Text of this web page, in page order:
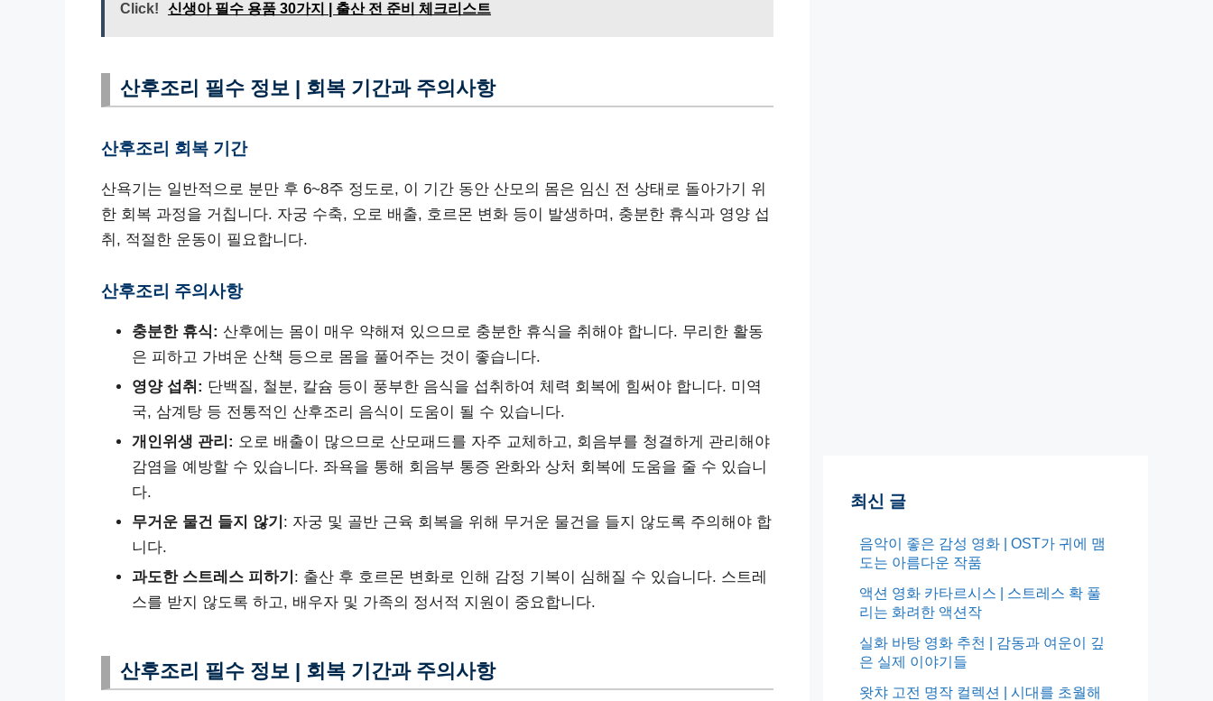
Click! 신생아 필수 용품 30가지 | 출산 전 준비 체크리스트
산후조리 필수 정보 | 회복 기간과 주의사항
산후조리 회복 기간
산욕기는 일반적으로 분만 후 6~8주 정도로, 이 기간 동안 산모의 몸은 임신 전 상태로 돌아가기 위
한 회복 과정을 거칩니다. 자궁 수축, 오로 배출, 호르몬 변화 등이 발생하며, 충분한 휴식과 영양 섭
취, 적절한 운동이 필요합니다.
산후조리 주의사항
충분한 휴식: 산후에는 몸이 매우 약해져 있으므로 충분한 휴식을 취해야 합니다. 무리한 활동
은 피하고 가벼운 산책 등으로 몸을 풀어주는 것이 좋습니다.
영양 섭취: 단백질, 철분, 칼슘 등이 풍부한 음식을 섭취하여 체력 회복에 힘써야 합니다. 미역
국, 삼계탕 등 전통적인 산후조리 음식이 도움이 될 수 있습니다.
개인위생 관리: 오로 배출이 많으므로 산모패드를 자주 교체하고, 회음부를 청결하게 관리해야
감염을 예방할 수 있습니다. 좌욕을 통해 회음부 통증 완화와 상처 회복에 도움을 줄 수 있습니
다.
무거운 물건 들지 않기 : 자궁 및 골반 근육 회복을 위해 무거운 물건을 들지 않도록 주의해야 합
니다.
과도한 스트레스 피하기 : 출산 후 호르몬 변화로 인해 감정 기복이 심해질 수 있습니다. 스트레
스를 받지 않도록 하고, 배우자 및 가족의 정서적 지원이 중요합니다.
산후조리 필수 정보 | 회복 기간과 주의사항
최신 글
음악이 좋은 감성 영화 | OST가 귀에 맴
도는 아름다운 작품
액션 영화 카타르시스 | 스트레스 확 풀
리는 화려한 액션작
실화 바탕 영화 추천 | 감동과 여운이 깊
은 실제 이야기들
왓챠 고전 명작 컬렉션 | 시대를 초월해